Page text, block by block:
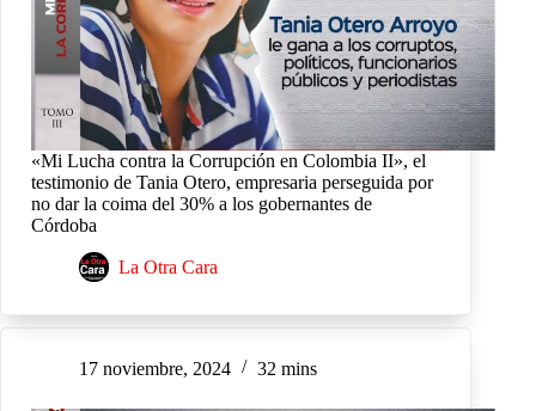
«Mi Lucha contra la Corrupción en Colombia II», el
testimonio de Tania Otero, empresaria perseguida por
no dar la coima del 30% a los gobernantes de
Córdoba
La Otra Cara
17 noviembre, 2024 32 mins